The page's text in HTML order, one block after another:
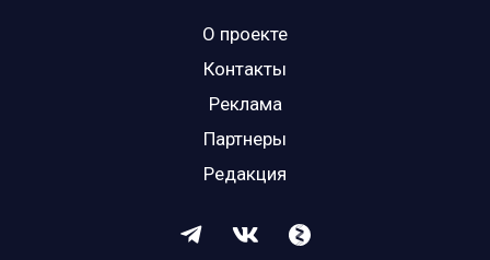
О проекте
Контакты
Реклама
Партнеры
Редакция